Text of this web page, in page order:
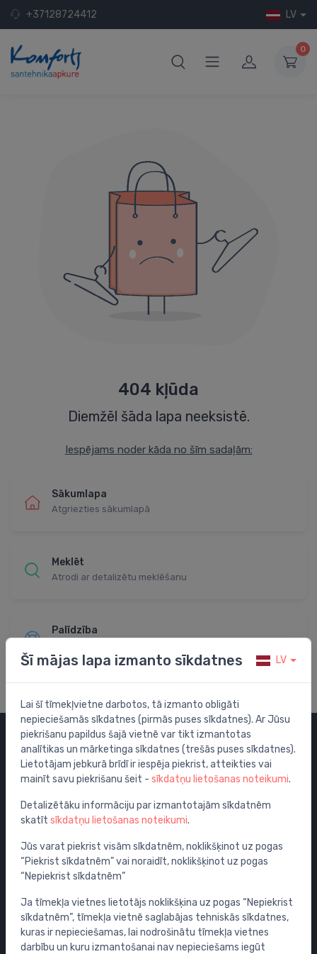
+37128724412 LV
0
404 kļūda
Diemžēl šāda lapa neeksistē.
Iespējams noder kāda no šīm sadaļām:
Sākumlapa
Atgriezties sākumlapā
Meklēt
Atrodi ar detalizētu meklēšanu
Palīdzība
Kategorijas
Izpārdošana
Maisītāji
Izlietnes
Tualetes podi
Vannas
Dušas
Vannas istabas piederumi
Mēbeles
Rāmji un skalošanas sistēmas
Šī mājas lapa izmanto sīkdatnes LV
Lai šī tīmekļvietne darbotos, tā izmanto obligāti
nepieciešamās sīkdatnes (pirmās puses sīkdatnes). Ar Jūsu
piekrišanu papildus šajā vietnē var tikt izmantotas
analītikas un mārketinga sīkdatnes (trešās puses sīkdatnes).
Lietotājam jebkurā brīdī ir iespēja piekrist, atteikties vai
mainīt savu piekrišanu šeit - sīkdatņu lietošanas noteikumi.
Detalizētāku informāciju par izmantotajām sīkdatnēm
skatīt sīkdatņu lietošanas noteikumi.
Jūs varat piekrist visām sīkdatnēm, noklikšķinot uz pogas
“Piekrist sīkdatnēm” vai noraidīt, noklikšķinot uz pogas
“Nepiekrist sīkdatnēm”
Ja tīmekļa vietnes lietotājs noklikšķina uz pogas “Nepiekrist
sīkdatnēm”, tīmekļa vietnē saglabājas tehniskās sīkdatnes,
kuras ir nepieciešamas, lai nodrošinātu tīmekļa vietnes
darbību un kuru izmantošanai nav nepieciešams iegūt